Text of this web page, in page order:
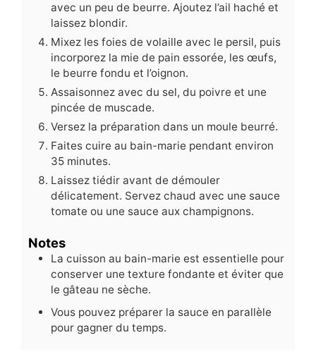
avec un peu de beurre. Ajoutez l’ail haché et
laissez blondir.
Mixez les foies de volaille avec le persil, puis
incorporez la mie de pain essorée, les œufs,
le beurre fondu et l’oignon.
Assaisonnez avec du sel, du poivre et une
pincée de muscade.
Versez la préparation dans un moule beurré.
Faites cuire au bain-marie pendant environ
35 minutes.
Laissez tiédir avant de démouler
délicatement. Servez chaud avec une sauce
tomate ou une sauce aux champignons.
Notes
La cuisson au bain-marie est essentielle pour
conserver une texture fondante et éviter que
le gâteau ne sèche.
Vous pouvez préparer la sauce en parallèle
pour gagner du temps.